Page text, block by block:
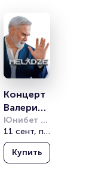
Концерт
Валерия
Меладзе
Юнибет
Арена
(Unibet
Arena)
11 сент, пт, 20:00
Купить